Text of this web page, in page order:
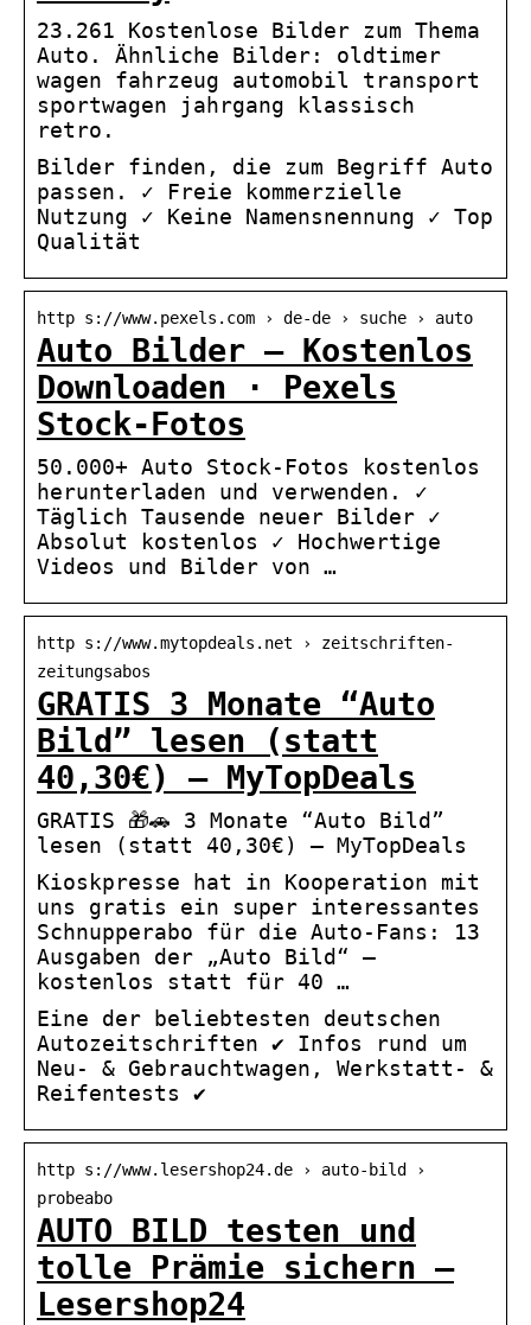
23.261 Kostenlose Bilder zum Thema
Auto. Ähnliche Bilder: oldtimer
wagen fahrzeug automobil transport
sportwagen jahrgang klassisch
retro.
Bilder finden, die zum Begriff Auto
passen. ✓ Freie kommerzielle
Nutzung ✓ Keine Namensnennung ✓ Top
Qualität
http s://www.pexels.com › de-de › suche › auto
Auto Bilder – Kostenlos
Downloaden · Pexels
Stock-Fotos
50.000+ Auto Stock-Fotos kostenlos
herunterladen und verwenden. ✓
Täglich Tausende neuer Bilder ✓
Absolut kostenlos ✓ Hochwertige
Videos und Bilder von …
http s://www.mytopdeals.net › zeitschriften-
zeitungsabos
GRATIS 3 Monate “Auto
Bild” lesen (statt
40,30€) – MyTopDeals
GRATIS 🎁🚗 3 Monate “Auto Bild”
lesen (statt 40,30€) – MyTopDeals
Kioskpresse hat in Kooperation mit
uns gratis ein super interessantes
Schnupperabo für die Auto-Fans: 13
Ausgaben der „Auto Bild“ –
kostenlos statt für 40 …
Eine der beliebtesten deutschen
Autozeitschriften ✔️ Infos rund um
Neu- & Gebrauchtwagen, Werkstatt- &
Reifentests ✔️
http s://www.lesershop24.de › auto-bild ›
probeabo
AUTO BILD testen und
tolle Prämie sichern –
Lesershop24